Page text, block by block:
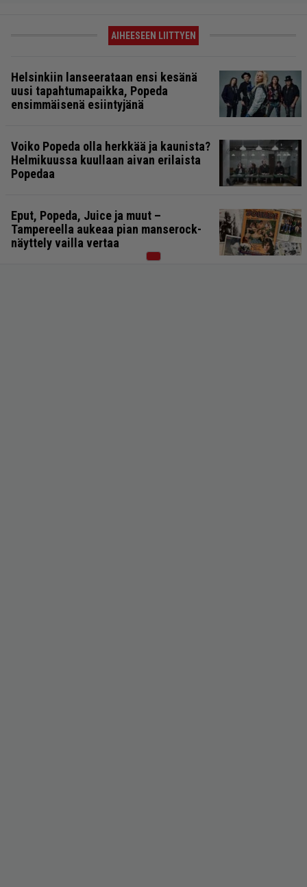
AIHEESEEN LIITTYEN
Helsinkiin lanseerataan ensi kesänä
uusi tapahtumapaikka, Popeda
ensimmäisenä esiintyjänä
Voiko Popeda olla herkkää ja kaunista?
Helmikuussa kuullaan aivan erilaista
Popedaa
Eput, Popeda, Juice ja muut –
Tampereella aukeaa pian manserock-
näyttely vailla vertaa